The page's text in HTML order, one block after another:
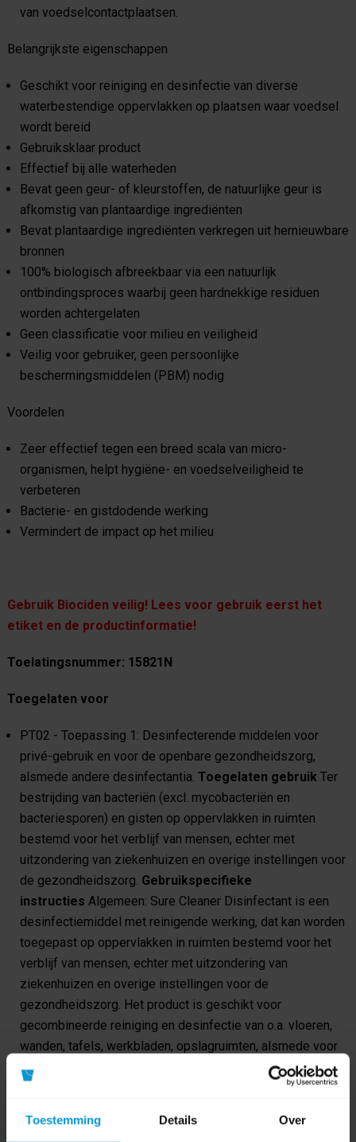
Toestemming Details Over
van voedselcontactplaatsen.
Belangrijkste eigenschappen
Geschikt voor reiniging en desinfectie van diverse
waterbestendige oppervlakken op plaatsen waar voedsel
wordt bereid
Gebruiksklaar product
Effectief bij alle waterheden
Bevat geen geur- of kleurstoffen, de natuurlijke geur is
afkomstig van plantaardige ingrediënten
Bevat plantaardige ingrediënten verkregen uit hernieuwbare
bronnen
100% biologisch afbreekbaar via een natuurlijk
ontbindingsproces waarbij geen hardnekkige residuen
worden achtergelaten
Geen classificatie voor milieu en veiligheid
Veilig voor gebruiker, geen persoonlijke
beschermingsmiddelen (PBM) nodig
Voordelen
Zeer effectief tegen een breed scala van micro-
organismen, helpt hygiëne- en voedselveiligheid te
verbeteren
Bacterie- en gistdodende werking
Vermindert de impact op het milieu
Gebruik Biociden veilig! Lees voor gebruik eerst het
etiket en de productinformatie!
Toelatingsnummer: 15821N
Toegelaten voor
PT02 - Toepassing 1: Desinfecterende middelen voor
privé-gebruik en voor de openbare gezondheidszorg,
alsmede andere desinfectantia. Toegelaten gebruik Ter
bestrijding van bacteriën (excl. mycobacteriën en
bacteriesporen) en gisten op oppervlakken in ruimten
bestemd voor het verblijf van mensen, echter met
uitzondering van ziekenhuizen en overige instellingen voor
de gezondheidszorg. Gebruikspecifieke
instructies Algemeen: Sure Cleaner Disinfectant is een
desinfectiemiddel met reinigende werking, dat kan worden
toegepast op oppervlakken in ruimten bestemd voor het
verblijf van mensen, echter met uitzondering van
ziekenhuizen en overige instellingen voor de
gezondheidszorg. Het product is geschikt voor
gecombineerde reiniging en desinfectie van o.a. vloeren,
wanden, tafels, werkbladen, opslagruimten, alsmede voor
apparatuur en meubilair. Gebruik: Sterk verontreinigde
oppervlakken vooraf grondig reinigen. Breng het verdunde
sprayflacon. Het behandelde oppervlak dient gedurende de